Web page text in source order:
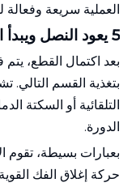
العملية سريعة وفعالة
5 يعود النصل ويبدأ القطع التالي
بعد اكتمال القطع،
بتغذية القسم
التلقائية أو السكتة
الدورة.
بعبارات بسيطة، تقوم
حركة إغلاق الفك